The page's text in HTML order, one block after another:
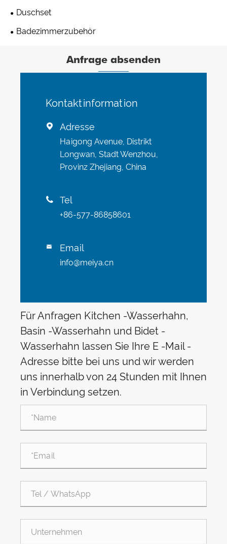
Duschset
Badezimmerzubehör
Anfrage absenden
Kontaktinformation
 Adresse
Haigong Avenue, Distrikt
Longwan, Stadt Wenzhou,
Provinz Zhejiang, China
 Tel
+86-577-86858601
 Email
info@meiya.cn
Für Anfragen Kitchen -Wasserhahn,
Basin -Wasserhahn und Bidet -
Wasserhahn lassen Sie Ihre E -Mail -
Adresse bitte bei uns und wir werden
uns innerhalb von 24 Stunden mit Ihnen
in Verbindung setzen.